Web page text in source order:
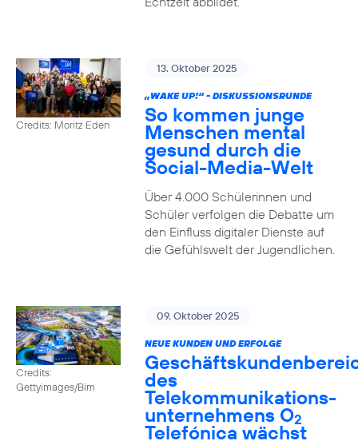
Credits: Moritz Eden
13. Oktober 2025
„WAKE UP!“ - DISKUSSIONSRUNDE
So kommen junge
Menschen mental
gesund durch die
Social-Media-Welt
Über 4.000 Schülerinnen und
Schüler verfolgen die Debatte um
den Einfluss digitaler Dienste auf
die Gefühlswelt der Jugendlichen.
Credits:
Gettyimages/Bim
09. Oktober 2025
NEUE KUNDEN UND ERFOLGE
des
Telekommunikations­
unternehmens O2
Telefónica wächst